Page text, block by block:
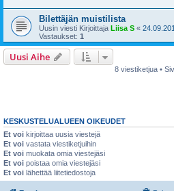
Bilettäjän muistilista
Uusin viesti Kirjoittaja Liisa S «
Vastaukset: 1
Uusi Aihe
8 viestiketjua •
KESKUSTELUALUEEN OIKEUDET
Et voi kirjoittaa uusia viestejä
Et voi vastata viestiketjuihin
Et voi muokata omia viestejäsi
Et voi poistaa omia viestejäsi
Et voi lähettää liitetiedostoja